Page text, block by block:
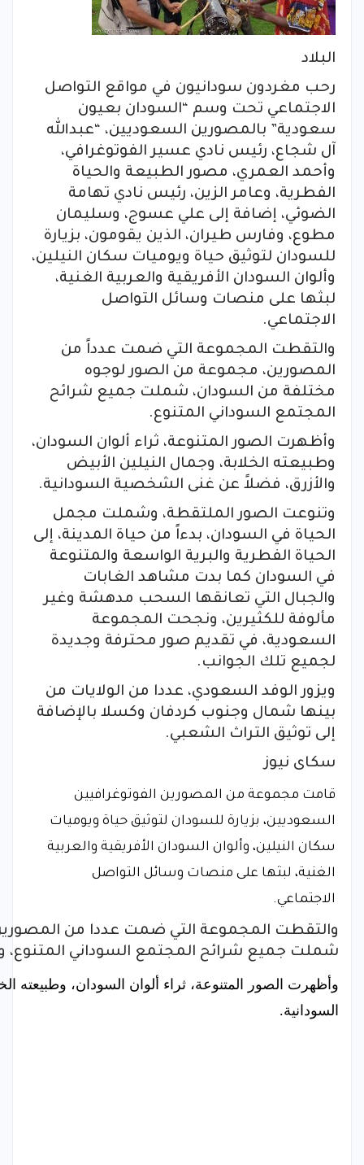
البلاد
رحب مغردون سودانيون في مواقع التواصل
الاجتماعي تحت وسم “السودان بعيون
سعودية” بالمصورين السعوديين، “عبدالله
آل شجاع، رئيس نادي عسير الفوتوغرافي،
وأحمد العمري، مصور الطبيعة والحياة
الفطرية، وعامر الزين، رئيس نادي تهامة
الضوئي، إضافة إلى علي عسوج، وسليمان
مطوع، وفارس طيران، الذين يقومون، بزيارة
للسودان لتوثيق حياة ويوميات سكان النيلين،
وألوان السودان الأفريقية والعربية الغنية،
لبثها على منصات وسائل التواصل
الاجتماعي.
والتقطت المجموعة التي ضمت عدداً من
المصورين، مجموعة من الصور لوجوه
مختلفة من السودان، شملت جميع شرائح
المجتمع السوداني المتنوع.
وأظهرت الصور المتنوعة، ثراء ألوان السودان،
وطبيعته الخلابة، وجمال النيلين الأبيض
والأزرق، فضلاً عن غنى الشخصية السودانية.
وتنوعت الصور الملتقطة، وشملت مجمل
الحياة في السودان، بدءاً من حياة المدينة، إلى
الحياة الفطرية والبرية الواسعة والمتنوعة
في السودان كما بدت مشاهد الغابات
والجبال التي تعانقها السحب مدهشة وغير
مألوفة للكثيرين، ونجحت المجموعة
السعودية، في تقديم صور محترفة وجديدة
لجميع تلك الجوانب.
ويزور الوفد السعودي، عددا من الولايات من
بينها شمال وجنوب كردفان وكسلا بالإضافة
إلى توثيق التراث الشعبي.
سكاى نيوز
قامت مجموعة من المصورين الفوتوغرافيين
السعوديين، بزيارة للسودان لتوثيق حياة ويوميات
سكان النيلين، وألوان السودان الأفريقية والعربية
الغنية، لبثها على منصات وسائل التواصل
الاجتماعي.
والتقطت المجموعة التي ضمت عددا من
شملت جميع شرائح المجتمع السوداني
وأظهرت الصور المتنوعة، ثراء ألوان السودان، وطبيعته
السودانية.